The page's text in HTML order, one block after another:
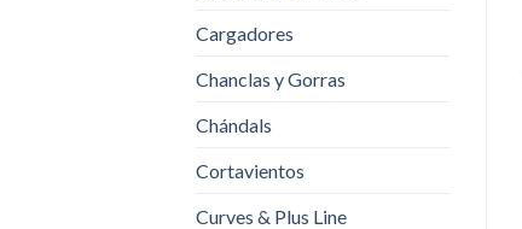
Cargadores
Chanclas y Gorras
Chándals
Cortavientos
Curves & Plus Line